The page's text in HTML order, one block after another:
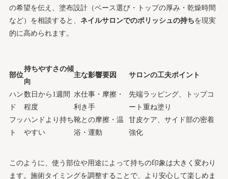
の希望を伝え、塗布設計（ベース選び・トップの厚み・乾燥時間
など）を相談すると、 ネイルサロンでのポリッシュの持ちを現実
的に高められます。
部位
持ちやすさの傾
向
主な影響要因 サロンの工夫ポイント
ハン
ド
数日から1週間
程度
水仕事・摩擦・
利き手
先端ラッピング、トップコ
ート重ね塗り
フッ
ト
ハンドより持ち
やすい
靴との摩擦・温
浴・運動
甘皮ケア、サイド部の密着
強化
このように、使う部位や用途によって持ちの印象は大きく変わり
ます。施術タイミングを調整することで、より安心して楽しめま